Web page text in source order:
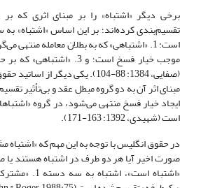
برخی دیگر «اشتباه» را بر مبنای اثری که
تقسیم‌بندی کرده‌اند؛ بر این اساس «اشتباه»
موجب خیار فسخ است؛ و 3.
(صفایی، 1384: 88-104). یکی دیگر از
مبنای اثر آن به دو گروه مبطل عقد و بی‌تأثیر
ایجاد خیار فسخ منتهی می‌شود، در گروه
است (شهیدی، 1392: 163-171).
در حقوق انگلیس با توجه به این مهم که «اشتباه
صورت اخیر آیا هر دو طرف در اشتباه هستند یا